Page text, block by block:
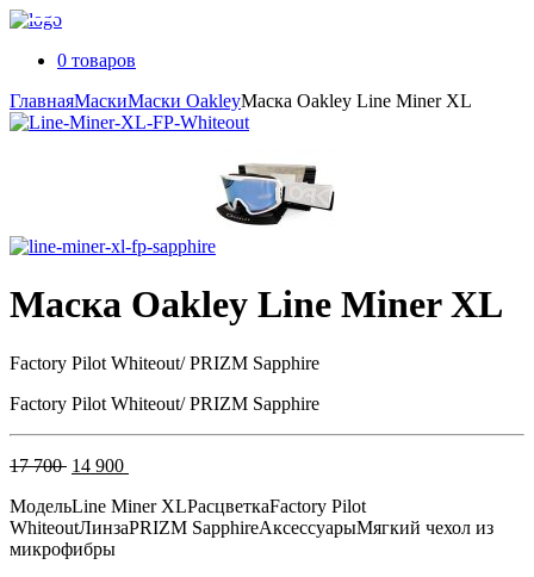
0 товаров
ГлавнаяМаскиМаски OakleyМаска Oakley Line Miner XL
Маска Oakley Line Miner XL
Factory Pilot Whiteout/ PRIZM Sapphire
Factory Pilot Whiteout/ PRIZM Sapphire
17 700 Первоначальная
составляла
17
700 .
14 900
14
900 .
МодельLine Miner XLРасцветкаFactory Pilot
WhiteoutЛинзаPRIZM SapphireАксессуарыМягкий чехол из
микрофибры